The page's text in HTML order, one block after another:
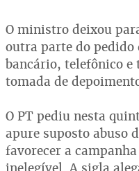
O ministro deixou
outra parte do pedido
bancário, telefônico e
tomada de
O PT pediu nesta
apure suposto abuso
favorecer a
inelegível. A sigla